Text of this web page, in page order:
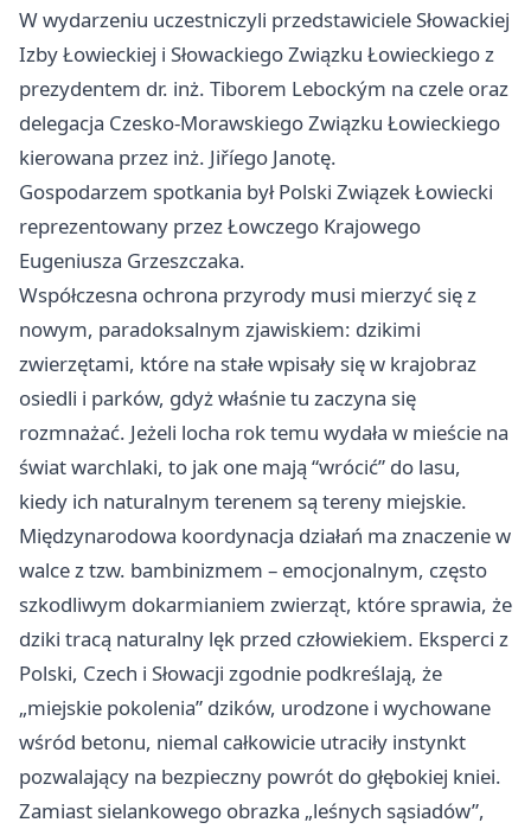
W wydarzeniu uczestniczyli przedstawiciele Słowackiej
Izby Łowieckiej i Słowackiego Związku Łowieckiego z
prezydentem dr. inż. Tiborem Lebockým na czele oraz
delegacja Czesko-Morawskiego Związku Łowieckiego
kierowana przez inż. Jiříego Janotę.
Gospodarzem spotkania był Polski Związek Łowiecki
reprezentowany przez Łowczego Krajowego
Eugeniusza Grzeszczaka.
Współczesna ochrona przyrody musi mierzyć się z
nowym, paradoksalnym zjawiskiem: dzikimi
zwierzętami, które na stałe wpisały się w krajobraz
osiedli i parków, gdyż właśnie tu zaczyna się
rozmnażać. Jeżeli locha rok temu wydała w mieście na
świat warchlaki, to jak one mają “wrócić” do lasu,
kiedy ich naturalnym terenem są tereny miejskie.
Międzynarodowa koordynacja działań ma znaczenie w
walce z tzw. bambinizmem – emocjonalnym, często
szkodliwym dokarmianiem zwierząt, które sprawia, że
dziki tracą naturalny lęk przed człowiekiem. Eksperci z
Polski, Czech i Słowacji zgodnie podkreślają, że
„miejskie pokolenia” dzików, urodzone i wychowane
wśród betonu, niemal całkowicie utraciły instynkt
pozwalający na bezpieczny powrót do głębokiej kniei.
Zamiast sielankowego obrazka „leśnych sąsiadów”,